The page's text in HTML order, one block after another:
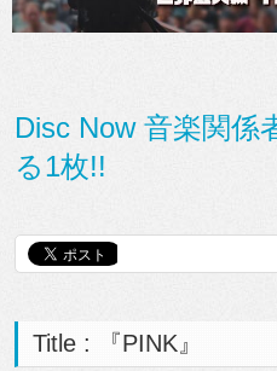
Disc Now 音楽関係
る1枚!!
Title : 『PINK』